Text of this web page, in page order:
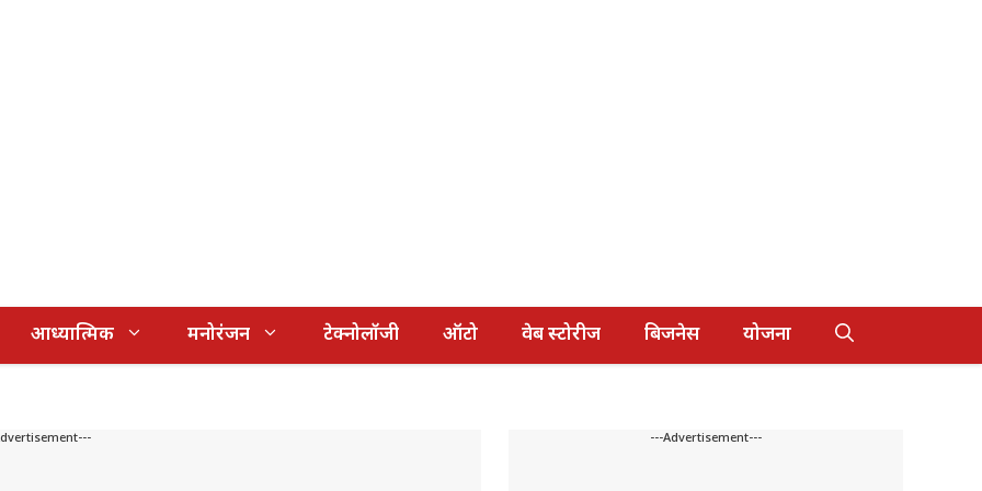
आध्यात्मिक मनोरंजन टेक्नोलॉजी ऑटो वेब स्टोरीज बिजनेस योजना
---Advertisement---